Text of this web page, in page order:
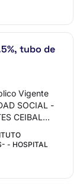
tubo de
Vigente
SOCIAL -
CEIBAL
- HOSPITAL